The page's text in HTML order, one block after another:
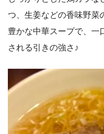
つ、生姜などの香味野菜
豊かな中華スープで、一
される引きの強さ♪